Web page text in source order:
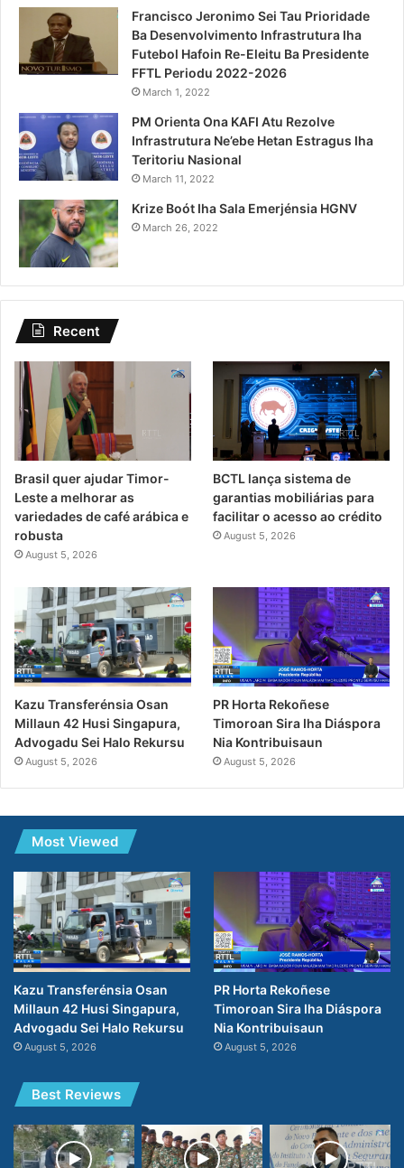
Francisco Jeronimo Sei Tau Prioridade
Ba Desenvolvimento Infrastrutura Iha
Futebol Hafoin Re-Eleitu Ba Presidente
FFTL Periodu 2022-2026
March 1, 2022
PM Orienta Ona KAFI Atu Rezolve
Infrastrutura Ne’ebe Hetan Estragus Iha
Teritoriu Nasional
March 11, 2022
Krize Boót Iha Sala Emerjénsia HGNV
March 26, 2022
Recent
Brasil quer ajudar Timor-
Leste a melhorar as
variedades de café arábica e
robusta
August 5, 2026
BCTL lança sistema de
garantias mobiliárias para
facilitar o acesso ao crédito
August 5, 2026
Kazu Transferénsia Osan
Millaun 42 Husi Singapura,
Advogadu Sei Halo Rekursu
August 5, 2026
PR Horta Rekoñese
Timoroan Sira Iha Diáspora
Nia Kontribuisaun
August 5, 2026
Most Viewed
Kazu Transferénsia Osan
Millaun 42 Husi Singapura,
Advogadu Sei Halo Rekursu
August 5, 2026
PR Horta Rekoñese
Timoroan Sira Iha Diáspora
Nia Kontribuisaun
August 5, 2026
Best Reviews